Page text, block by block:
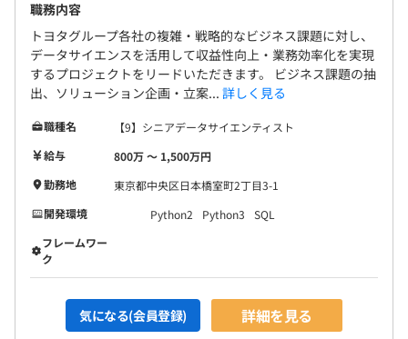
職務内容
トヨタグループ各社の複雑・戦略的なビジネス課題に対し、
データサイエンスを活用して収益性向上・業務効率化を実現
するプロジェクトをリードいただきます。 ビジネス課題の抽
出、ソリューション企画・立案... 詳しく見る
職種名
【9】シニアデータサイエンティスト
給与
800万 〜 1,500万円
勤務地
東京都中央区日本橋室町2丁目3-1
開発環境
Python2 Python3
SQL
フレームワー
ク
気になる(会員登録) 詳細を見る